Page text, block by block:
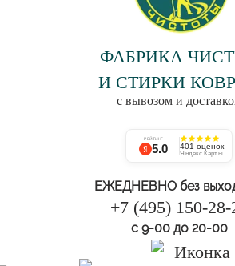
ФАБРИКА
И СТИРКИ
с вывозом и
РЕЙТИНГ
5.0 401 оценок
Яндекс Карты
ЕЖЕДНЕВНО без
+7 (495) 150-28-
с 9-00 до 20-00